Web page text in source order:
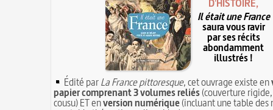
D'HISTOIRE,
Il était une France
saura vous ravir
par ses récits
abondamment
illustrés !
Édité parLa France pittoresque, cet ouvrage existe en
papier comprenant 3 volumes reliés(couverture
cousu) ET enversion numérique(incluant une table des